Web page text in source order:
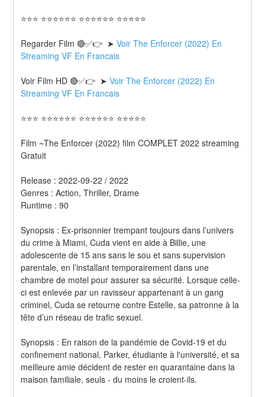
⭐⭐⭐ ⭐⭐⭐⭐⭐⭐ ⭐⭐⭐⭐⭐⭐ ⭐⭐⭐⭐⭐
Regarder Film 🔴✅👉  ➤ Voir The Enforcer (2022) En
Streaming VF En Francais
Voir Film HD 🔴✅👉  ➤ Voir The Enforcer (2022) En
Streaming VF En Francais
⭐⭐⭐ ⭐⭐⭐⭐⭐⭐ ⭐⭐⭐⭐⭐⭐ ⭐⭐⭐⭐⭐
Film ~The Enforcer (2022) film COMPLET 2022 streaming
Gratuit
Release : 2022-09-22 / 2022
Genres : Action, Thriller, Drame
Runtime : 90
Synopsis : Ex-prisonnier trempant toujours dans l’univers
du crime à Miami, Cuda vient en aide à Billie, une
adolescente de 15 ans sans le sou et sans supervision
parentale, en l’installant temporairement dans une
chambre de motel pour assurer sa sécurité. Lorsque celle-
ci est enlevée par un ravisseur appartenant à un gang
criminel, Cuda se retourne contre Estelle, sa patronne à la
tête d’un réseau de trafic sexuel.
Synopsis : En raison de la pandémie de Covid-19 et du
confinement national, Parker, étudiante à l'université, et sa
meilleure amie décident de rester en quarantaine dans la
maison familiale, seuls - du moins le croient-ils.